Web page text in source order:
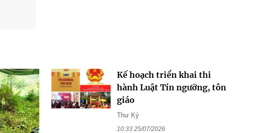
Kế hoạch triển khai thi
hành Luật Tín ngưỡng, tôn
giáo
Thư Ký
10:33 25/07/2026